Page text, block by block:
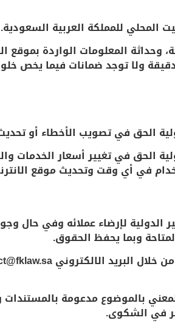
المعلومات الواردة بموقع
ولا توجد ضمانات فيما يخص
الحق في تغيير أسعار الخدمات
في أي وقت وتحديث موقع
الدولية لإرضاء عملائه وفي
وبما يحفظ الحقوق.
بالموضوع مدعومة بالمستندات
في الشكوى.